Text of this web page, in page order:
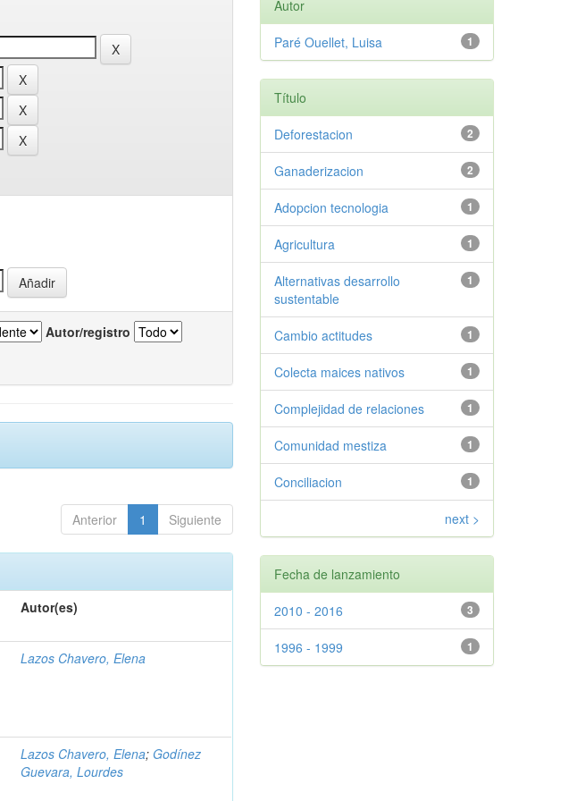
Autor/registro
Anterior 1 Siguiente
Autor(es)
Lazos Chavero, Elena
Lazos Chavero, Elena; Godínez
Guevara, Lourdes
Autor
1
Paré Ouellet, Luisa
Título
2
Deforestacion
2
Ganaderizacion
1
Adopcion tecnologia
1
Agricultura
1
Alternativas desarrollo
sustentable
1
Cambio actitudes
1
Colecta maices nativos
1
Complejidad de relaciones
1
Comunidad mestiza
1
Conciliacion
next >
Fecha de lanzamiento
3
2010 - 2016
1
1996 - 1999